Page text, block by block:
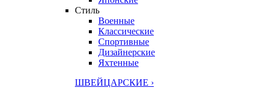
Стиль
Военные
Классические
Спортивные
Дизайнерские
Яхтенные
ШВЕЙЦАРСКИЕ ›